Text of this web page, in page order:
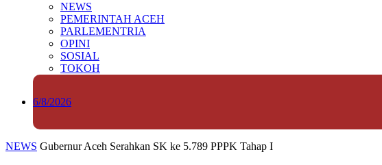
NEWS
PEMERINTAH ACEH
PARLEMENTRIA
OPINI
SOSIAL
TOKOH
6/8/2026
NEWS Gubernur Aceh Serahkan SK ke 5.789 PPPK Tahap I